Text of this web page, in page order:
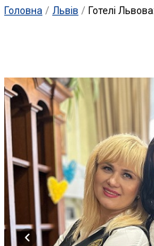
Головна / Львів / Готелі